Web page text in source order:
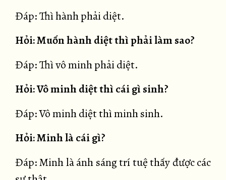
Đáp: Thì hành phải diệt.
Hỏi: Muốn hành diệt thì phải làm sao?
Đáp: Thì vô minh phải diệt.
Hỏi: Vô minh diệt thì cái gì sinh?
Đáp: Vô minh diệt thì minh sinh.
Hỏi: Minh là cái gì?
Đáp: Minh là ánh sáng trí tuệ thấy được các